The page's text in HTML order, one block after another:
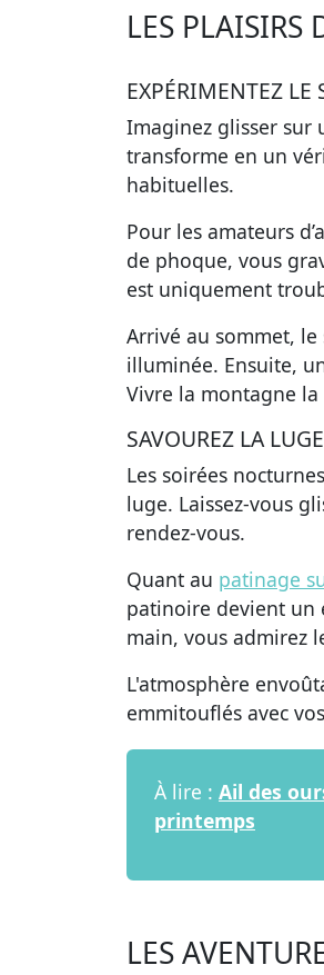
LES PLAISIRS
EXPÉRIMENTEZ
Imaginez glisser sur
transforme en un
habituelles.
Pour les amateurs
de phoque, vous
est uniquement
Arrivé au sommet,
illuminée. Ensuite,
Vivre la montagne
SAVOUREZ LA
Les soirées
luge. Laissez-vous
rendez-vous.
Quant au patinage
patinoire devient un
main, vous admirez
L'atmosphère
emmitouflés avec
À lire : Ail des
printemps
LES